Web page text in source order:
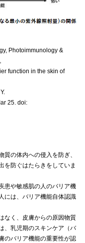
Photoimmunology &
function in the skin of
25. doi:
の体内への侵入を防ぎ、
を防ぐはたらきをしていま
患や敏感肌の人のバリア機
には、バリア機能自体認識
なく、皮膚からの原因物質
、乳児期のスキンケア（バ
のバリア機能の重要性が認